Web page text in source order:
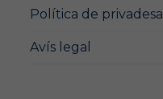
Política de privadesa
Avís legal